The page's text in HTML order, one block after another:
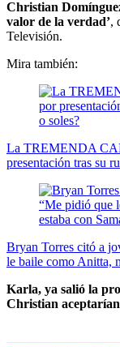
Christian
valor de la verdad’,
Televisión.
Mira también:
La TREMENDA
presentación tras su
Bryan Torres citó a
le baile como Anitta,
Karla, ya salió la
Christian